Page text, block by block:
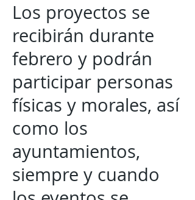
Los proyectos se
recibirán durante
febrero y podrán
participar personas
físicas y morales, así
como los
ayuntamientos,
siempre y cuando